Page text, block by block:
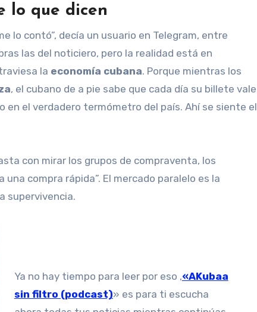
lo que dicen
lo contó”, decía un usuario en Telegram, entre
las del noticiero, pero la realidad está en
la economía cubana. Porque mientras los
, el cubano de a pie sabe que cada día su billete vale
en el verdadero termómetro del país. Ahí se siente el
con mirar los grupos de compraventa, los
compra rápida”. El mercado paralelo es la
supervivencia.
Ya no hay tiempo para leer por eso ,«AKubaa
sin filtro (podcast)» es para ti escucha